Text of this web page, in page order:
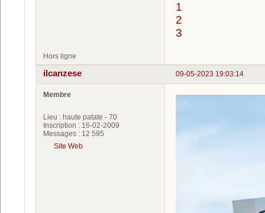
1
2
3
Hors ligne
09-05-2023 19:03:14
ilcanzese
Membre
Lieu : haute patate - 70
Inscription : 16-02-2009
Messages : 12 595
Site Web